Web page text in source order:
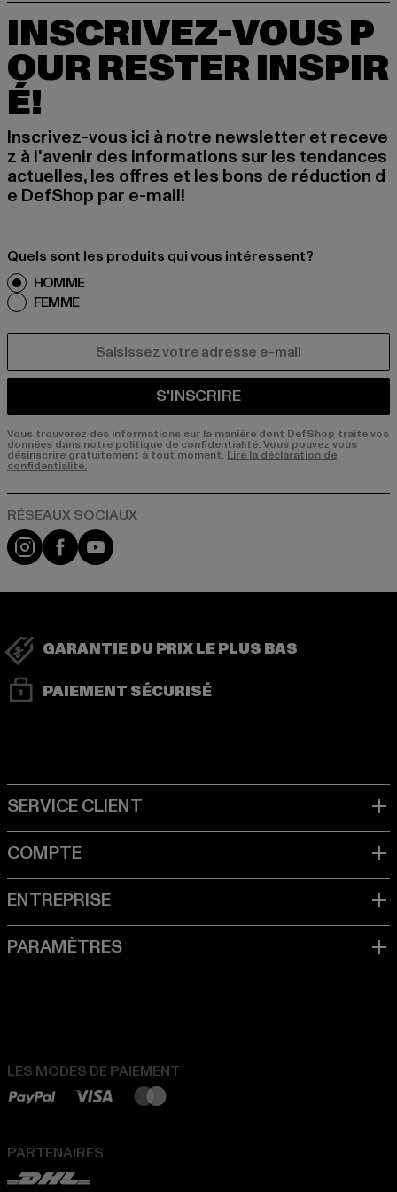
INSCRIVEZ-VOUS P
OUR RESTER INSPIR
É!
Inscrivez-vous ici à notre newsletter et receve
z à l'avenir des informations sur les tendances
actuelles, les offres et les bons de réduction d
e DefShop par e-mail!
Quels sont les produits qui vous intéressent?
HOMME
FEMME
S'INSCRIRE
Vous trouverez des informations sur la manière dont DefShop traite vos
données dans notre politique de confidentialité. Vous pouvez vous
désinscrire gratuitement à tout moment. Lire la déclaration de
confidentialité.
Visit our Instagram page:
Visit our Facebook page:
Visit our YouTube channel:
GARANTIE DU PRIX LE PLUS BAS
PAIEMENT SÉCURISÉ
LES MODES DE PAIEMENT
PARTENAIRES